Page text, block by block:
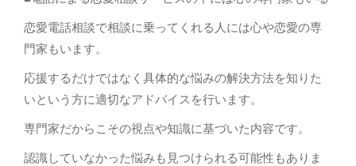
恋愛電話相談で相談に乗ってくれる人には心や恋愛の専
門家もいます。
応援するだけではなく具体的な悩みの解決方法を知りた
いという方に適切なアドバイスを行います。
専門家だからこその視点や知識に基づいた内容です。
認識していなかった悩みも見つけられる可能性もありま